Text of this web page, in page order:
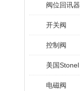
阀位回讯器
开关阀
控制阀
美国Stonel
电磁阀